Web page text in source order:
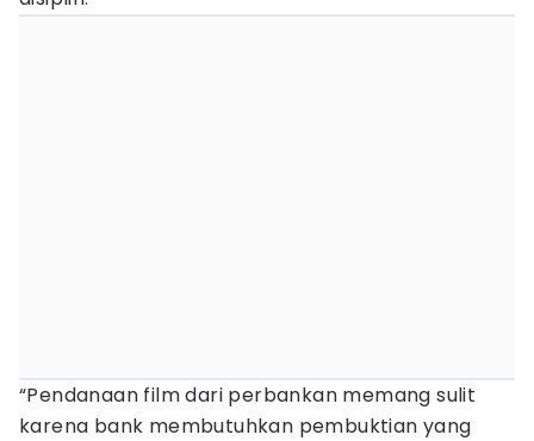
“Pendanaan film dari perbankan memang sulit
karena bank membutuhkan pembuktian yang